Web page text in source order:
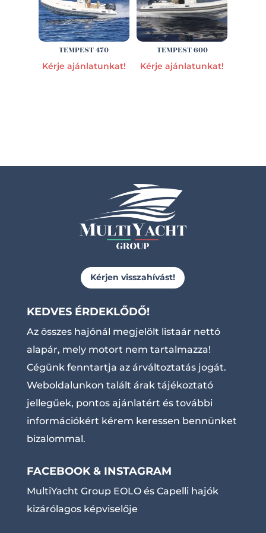
TEMPEST 470
Kérje ajánlatunkat!
TEMPEST 600
Kérje ajánlatunkat!
Kérjen visszahívást!
KEDVES ÉRDEKLŐDŐ!
Az összes hajónál megjelölt listaár nettó
alapár, mely motort nem tartalmazza!
Cégünk fenntartja az árváltoztatás jogát.
Weboldalunkon talált árak tájékoztató
jellegűek, pontos ajánlatért és további
információkért kérem keressen bennünket
bizalommal.
FACEBOOK & INSTAGRAM
MultiYacht Group EOLO és Capelli hajók
kizárólagos képviselője